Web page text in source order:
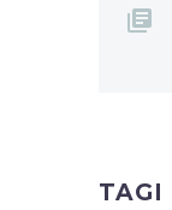
TAGI